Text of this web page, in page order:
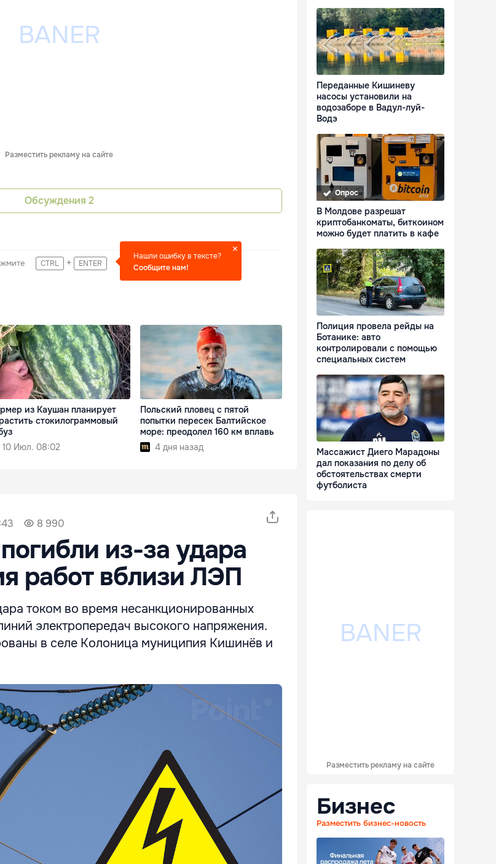
Разместить рекламу на сайте
Обсуждения 2
CTRL + ENTER
Нашли ошибку в тексте?
Сообщите нам!
из Каушан планирует
стокилограммовый
10 Июл. 08:02
Польский пловец с пятой
попытки пересек Балтийское
море: преодолел 160 км вплавь
4 дня назад
8 990
из-за удара
работ вблизи ЛЭП
током во время несанкционированных
электропередач высокого напряжения.
в селе Колоница муниципия Кишинёв и
Переданные Кишиневу
насосы установили на
водозаборе в Вадул-луй-
Водэ
Опрос
В Молдове разрешат
криптобанкоматы, биткоином
можно будет платить в кафе
Полиция провела рейды на
Ботанике: авто
контролировали с помощью
специальных систем
Массажист Диего Марадоны
дал показания по делу об
обстоятельствах смерти
футболиста
Разместить рекламу на сайте
Бизнес
Разместить бизнес-новость